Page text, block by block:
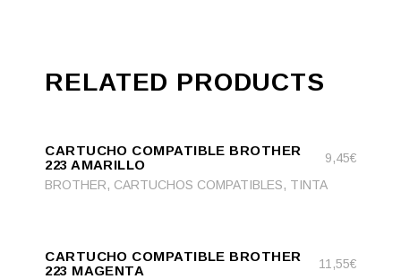
RELATED PRODUCTS
CART
CARTUCHO COMPATIBLE BROTHER
223 AMARILLO
9,45€
BROTHER, CARTUCHOS COMPATIBLES, TINTA
CART
CARTUCHO COMPATIBLE BROTHER
223 MAGENTA
11,55€